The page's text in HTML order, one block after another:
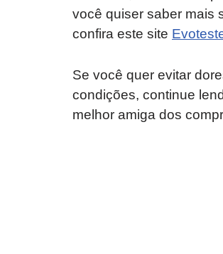
você quiser saber mais
confira este site
Se você quer evitar
condições, continue
melhor amiga dos